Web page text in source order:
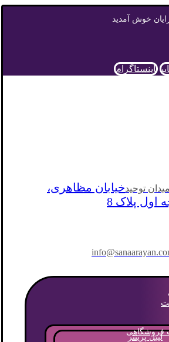
خوش آمدید
اینستاگرام
توحیدخیابان مظاهری،
اول پلاک 8
فروشگاهی
لیبل پرینتر